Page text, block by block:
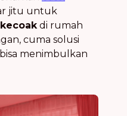
jitu untuk
kecoak di rumah
cuma solusi
menimbulkan